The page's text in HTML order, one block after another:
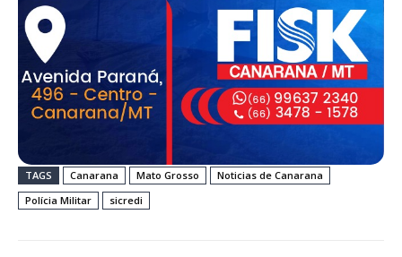
TAGS Canarana Mato Grosso
Noticias de Canarana
Polícia Militar
sicredi